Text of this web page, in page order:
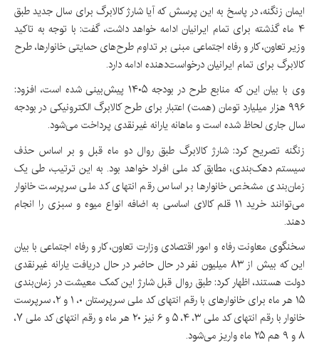
ایمان زنگنه، در پاسخ به این پرسش که آیا شارژ کالابرگ برای سال جدید طبق
۴ ماه گذشته برای تمام ایرانیان ادامه خواهد داشت، گفت: با توجه به تاکید
وزیر تعاون، کار و رفاه اجتماعی مبنی بر تداوم طرح‌های حمایتی خانوارها، طرح
کالابرگ برای تمام ایرانیان درخواست‌دهنده ادامه دارد.
وی با بیان این که منابع طرح در بودجه ۱۴۰۵ پیش‌بینی شده است، افزود:
۹۹۶ هزار میلیارد تومان (همت) اعتبار برای طرح کالابرگ الکترونیکی در بودجه
سال جاری لحاظ شده است و ماهانه یارانه غیرنقدی پرداخت می‌شود.
زنگنه تصریح کرد: شارژ کالابرگ طبق روال دو ماه قبل و بر اساس حذف
سیستم دهک‌بندی، مطابق کد ملی افراد خواهد بود. به این ترتیب، طی یک
زمان‌بندی مشخص خانوارها بر اساس رقم انتهای کد ملی سرپرست خانوار
می‌توانند خرید ۱۱ قلم کالای اساسی به اضافه انواع میوه و سبزی را انجام
دهند.
سخنگوی معاونت رفاه و امور اقتصادی وزارت تعاون، کار و رفاه اجتماعی با بیان
این که بیش از ۸۳ میلیون نفر در حال حاضر در حال دریافت یارانه غیرنقدی
دولت هستند، اظهار کرد: طبق روال قبل شارژ این کمک معیشت در زمان‌بندی
۱۵ هر ماه برای خانوارهای با رقم انتهای کد ملی سرپرستان ۰، ۱ و ۲، سرپرست
خانوار با رقم انتهای کد ملی ۳، ۴، ۵ و ۶ نیز ۲۰ هر ماه و رقم انتهای کد ملی ۷،
۸ و ۹ هم ۲۵ ماه واریز می‌شود.